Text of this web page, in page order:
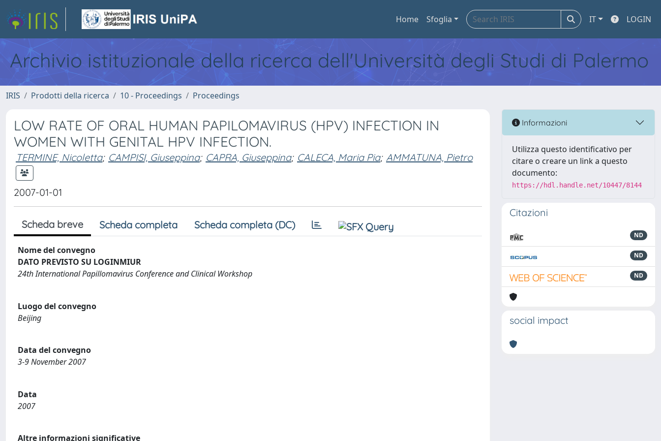
Home Sfoglia IT LOGIN
Archivio istituzionale della ricerca dell'Università degli Studi di Palermo
IRIS Prodotti della ricerca 10 - Proceedings Proceedings
LOW RATE OF ORAL HUMAN PAPILOMAVIRUS (HPV) INFECTION IN
WOMEN WITH GENITAL HPV INFECTION.
TERMINE, Nicoletta; CAMPISI, Giuseppina; CAPRA, Giuseppina; CALECA, Maria Pia; AMMATUNA, Pietro
2007-01-01
Scheda breve Scheda completa Scheda completa (DC)
Nome del convegno
DATO PREVISTO SU LOGINMIUR
24th International Papillomavirus Conference and Clinical Workshop
Luogo del convegno
Beijing
Data del convegno
3-9 November 2007
Data
2007
Altre informazioni significative
Informazioni
Utilizza questo identificativo per
citare o creare un link a questo
documento:
https://hdl.handle.net/10447/8144
Citazioni
ND
ND
ND
social impact